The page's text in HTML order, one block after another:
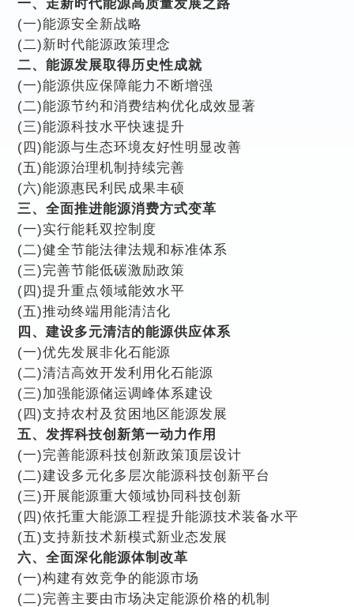
一、走新时代能源高质量发展之路
(一)能源安全新战略
(二)新时代能源政策理念
二、能源发展取得历史性成就
(一)能源供应保障能力不断增强
(二)能源节约和消费结构优化成效显著
(三)能源科技水平快速提升
(四)能源与生态环境友好性明显改善
(五)能源治理机制持续完善
(六)能源惠民利民成果丰硕
三、全面推进能源消费方式变革
(一)实行能耗双控制度
(二)健全节能法律法规和标准体系
(三)完善节能低碳激励政策
(四)提升重点领域能效水平
(五)推动终端用能清洁化
四、建设多元清洁的能源供应体系
(一)优先发展非化石能源
(二)清洁高效开发利用化石能源
(三)加强能源储运调峰体系建设
(四)支持农村及贫困地区能源发展
五、发挥科技创新第一动力作用
(一)完善能源科技创新政策顶层设计
(二)建设多元化多层次能源科技创新平台
(三)开展能源重大领域协同科技创新
(四)依托重大能源工程提升能源技术装备水平
(五)支持新技术新模式新业态发展
六、全面深化能源体制改革
(一)构建有效竞争的能源市场
(二)完善主要由市场决定能源价格的机制